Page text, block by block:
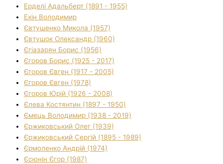
Ерделі Адальберт (1891 - 1955)
Ехін Володимир
Євтушенко Микола (1957)
Євтушок Олександр (1960)
Єгіазарян Борис (1956)
Єгоров Борис (1925 - 2017)
Єгоров Євген (1917 - 2005)
Єгоров Євген (1978)
Єгоров Юрій (1926 - 2008)
Єлева Костянтин (1897 - 1950)
Ємець Володимир (1938 - 2019)
Єржиковський Олег (1939)
Єржиковський Сергій (1895 - 1989)
Єрмоленко Андрій (1974)
Єсюнін Єгор (1987)